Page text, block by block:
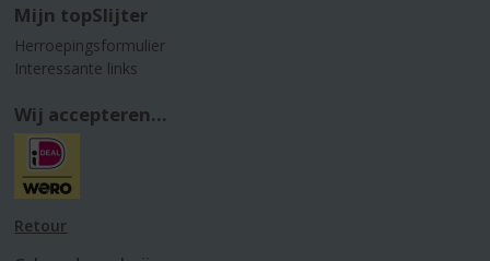
Mijn topSlijter
Herroepingsformulier
Interessante links
Wij accepteren...
Retour